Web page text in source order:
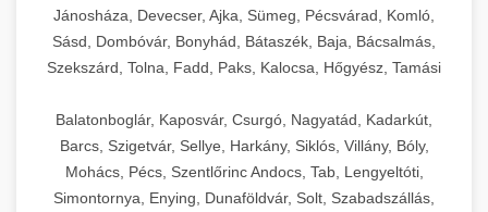
Jánosháza, Devecser, Ajka, Sümeg, Pécsvárad, Komló,
Sásd, Dombóvár, Bonyhád, Bátaszék, Baja, Bácsalmás,
Szekszárd, Tolna, Fadd, Paks, Kalocsa, Hőgyész, Tamási
Balatonboglár, Kaposvár, Csurgó, Nagyatád, Kadarkút,
Barcs, Szigetvár, Sellye, Harkány, Siklós, Villány, Bóly,
Mohács, Pécs, Szentlőrinc Andocs, Tab, Lengyeltóti,
Simontornya, Enying, Dunaföldvár, Solt, Szabadszállás,